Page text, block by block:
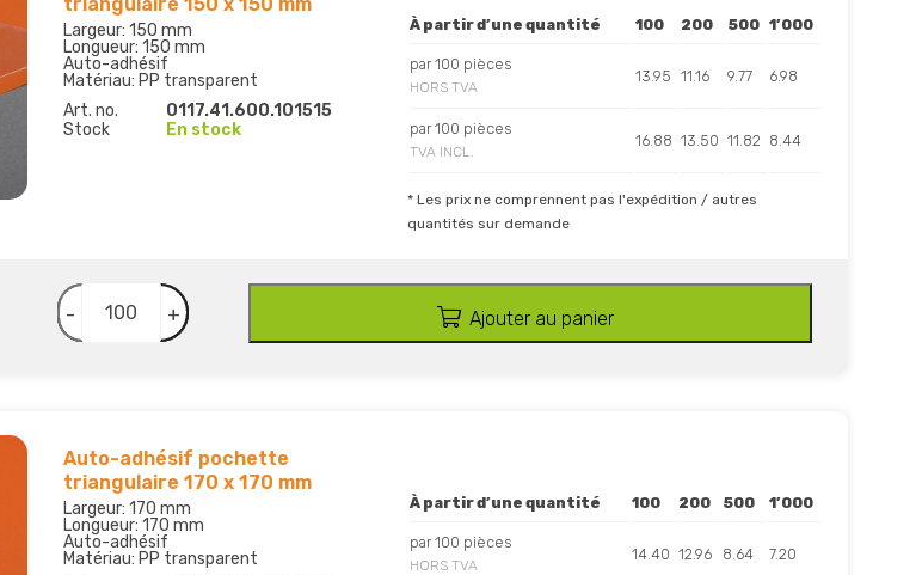
Largeur: 150 mm
Longueur: 150 mm
Auto-adhésif
Matériau: PP transparent
Art. no.
0117.41.600.101515
Stock
En stock
À partir d’une quantité 100 200 500 1’000
par 100 pièces
HORS TVA
13.95 11.16 9.77 6.98
par 100 pièces
TVA INCL.
16.88 13.50 11.82 8.44
* Les prix ne comprennent pas l'expédition / autres
quantités sur demande
- + Ajouter au panier
Auto-adhésif pochette
triangulaire 170 x 170 mm
Largeur: 170 mm
Longueur: 170 mm
Auto-adhésif
Matériau: PP transparent
À partir d’une quantité 100 200 500 1’000
par 100 pièces
HORS TVA
14.40 12.96 8.64 7.20